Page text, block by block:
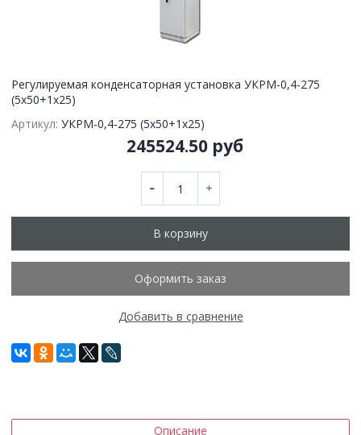
Регулируемая конденсаторная установка УКРМ-0,4-275
(5х50+1х25)
Артикул: УКРМ-0,4-275 (5х50+1х25)
245524.50 руб
В корзину
Оформить заказ
Добавить в сравнение
Описание